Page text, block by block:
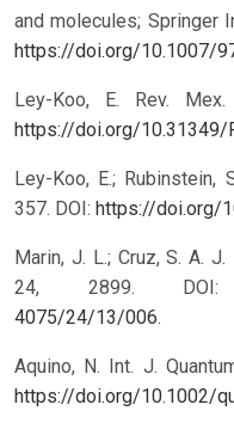
and molecules; Springer
https://doi.org/10.1007/
Ley-Koo, E. Rev.
https://doi.org/10.31349/
Ley-Koo, E.; Rubinstein,
357. DOI: https://doi.org/
Marin, J. L.; Cruz, S. A.
24, 2899.
4075/24/13/006.
Aquino, N. Int. J.
https://doi.org/10.1002/